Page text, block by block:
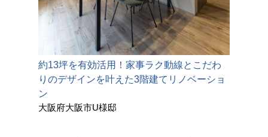
約13坪を有効活用！家事ラク動線とこだわ
りのデザインを叶えた3階建てリノベーショ
ン
大阪府大阪市U様邸